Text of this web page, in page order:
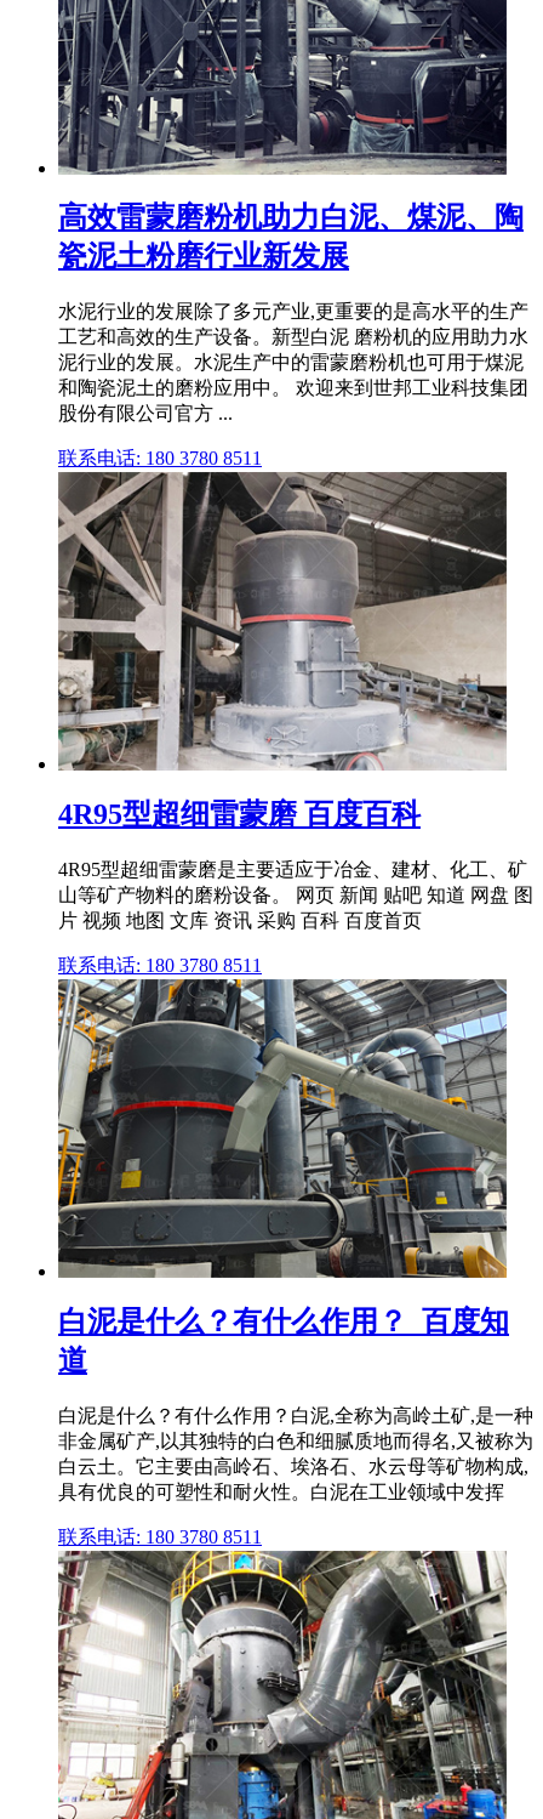
高效雷蒙磨粉机助力白泥、煤泥、陶
瓷泥土粉磨行业新发展
水泥行业的发展除了多元产业,更重要的是高水平的生产
工艺和高效的生产设备。新型白泥 磨粉机的应用助力水
泥行业的发展。水泥生产中的雷蒙磨粉机也可用于煤泥
和陶瓷泥土的磨粉应用中。 欢迎来到世邦工业科技集团
股份有限公司官方 ...
联系电话: 180 3780 8511
4R95型超细雷蒙磨 百度百科
4R95型超细雷蒙磨是主要适应于冶金、建材、化工、矿
山等矿产物料的磨粉设备。 网页 新闻 贴吧 知道 网盘 图
片 视频 地图 文库 资讯 采购 百科 百度首页
联系电话: 180 3780 8511
白泥是什么？有什么作用？_百度知
道
白泥是什么？有什么作用？白泥,全称为高岭土矿,是一种
非金属矿产,以其独特的白色和细腻质地而得名,又被称为
白云土。它主要由高岭石、埃洛石、水云母等矿物构成,
具有优良的可塑性和耐火性。白泥在工业领域中发挥
联系电话: 180 3780 8511